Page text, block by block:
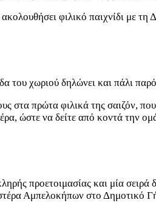
φιλικό παιχνίδι με τη
του χωριού δηλώνει και πάλι
στα πρώτα φιλικά της σαιζόν,
ώστε να δείτε από κοντά την
προετοιμασίας και μία
Αμπελοκήπων στο Δημοτικό